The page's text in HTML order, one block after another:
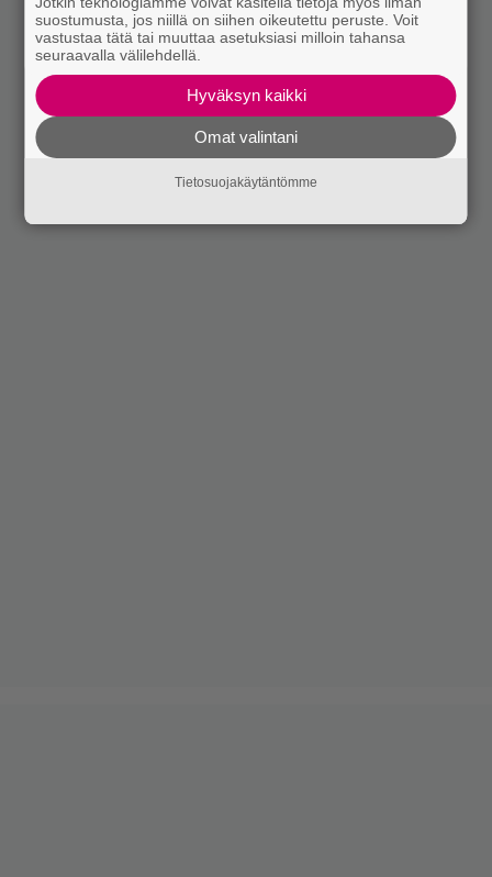
suostumusta, jos niillä on siihen oikeutettu peruste. Voit
vastustaa tätä tai muuttaa asetuksiasi milloin tahansa
seuraavalla välilehdellä.
Hyväksyn kaikki
Omat valintani
Tietosuojakäytäntömme